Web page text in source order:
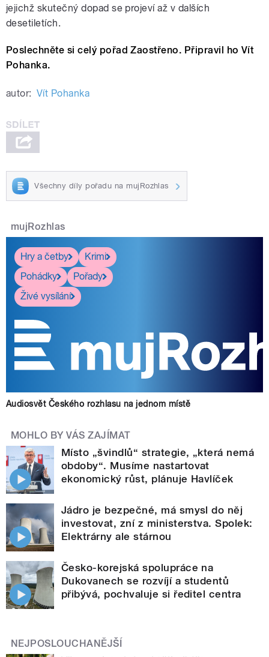
jejichž skutečný dopad se projeví až v dalších
desetiletích.
Poslechněte si celý pořad Zaostřeno. Připravil ho Vít
Pohanka.
autor: Vít Pohanka
Všechny díly pořadu na mujRozhlas
mujRozhlas
Hry a četby
Krimi
Pohádky
Pořady
Živé vysílání
Audiosvět Českého rozhlasu na jednom místě
MOHLO BY VÁS ZAJÍMAT
Místo „švindlů“ strategie, „která nemá
obdoby“. Musíme nastartovat
ekonomický růst, plánuje Havlíček
Jádro je bezpečné, má smysl do něj
investovat, zní z ministerstva. Spolek:
Elektrárny ale stárnou
Česko-korejská spolupráce na
Dukovanech se rozvíjí a studentů
přibývá, pochvaluje si ředitel centra
NEJPOSLOUCHANĚJŠÍ